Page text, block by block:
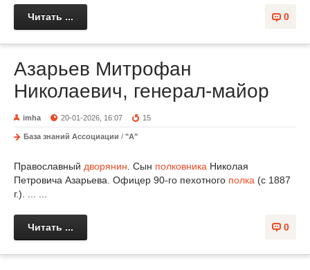
0
Читать ...
Азарьев Митрофан
Николаевич, генерал-майор
imha 20-01-2026, 16:07 15
База знаний Ассоциации / "А"
Православный дворянин . Сын полковника Николая
Петровича Азарьева. Офицер 90-го пехотного полка (с 1887
г.). ... ...
0
Читать ...